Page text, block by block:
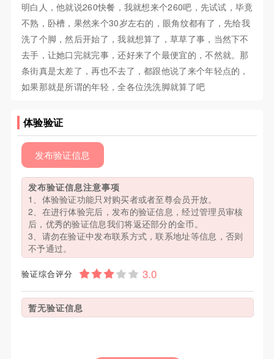
明白人，他就说260快餐，我就想来个260吧，先试试，毕竟
不熟，卧槽，果然来个30岁左右的，眼角纹都有了，先给我
洗了个脚，然后开始了，我就想算了，草草了事，当然下不
去手，让她口完就完事，还好来了个最便宜的，不然就。那
条街真是太差了，再也不去了，都跟他说了来个年轻点的，
如果那就是所谓的年轻，全各位洗洗脚就算了吧
体验验证
发布验证信息
发布验证信息注意事项
1、体验验证功能只对购买者或者至尊会员开放。
2、在进行体验完后，发布的验证信息，经过管理员审核
后，优秀的验证信息我们将返还部分的金币。
3、请勿在验证中发布联系方式，联系地址等信息，否则
不予通过。
验证综合评分
暂无验证信息